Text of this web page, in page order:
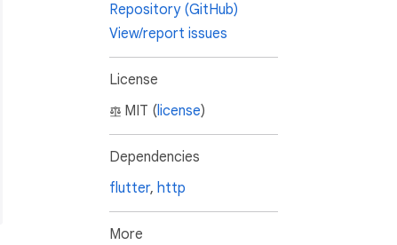
Repository (GitHub)
View/report issues
License
MIT (license)
Dependencies
flutter, http
More